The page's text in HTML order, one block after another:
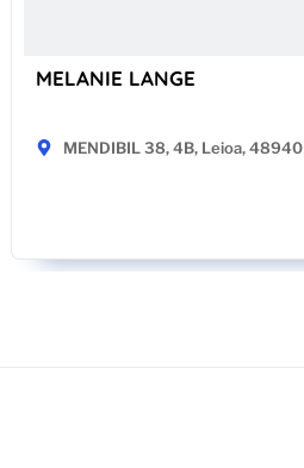
MELANIE LANGE
MENDIBIL 38, 4B, Leioa, 48940